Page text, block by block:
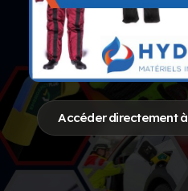
Accéder directement à